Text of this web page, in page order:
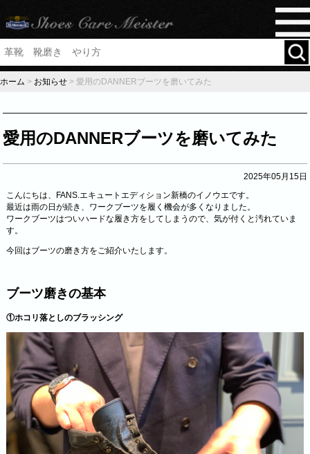
ホーム > お知らせ > 愛用のDANNERブーツを磨いてみた
愛用のDANNERブーツを磨いてみた
2025年05月15日
こんにちは、FANS.エキュートエディション新橋のイノウエです。
最近は雨の日が続き、ワークブーツを履く機会が多くなりました。
ワークブーツはついハードな履き方をしてしまうので、気が付くと汚れていま
す。
今回はブーツの磨き方をご紹介いたします。
ブーツ磨きの基本
①ホコリ落としのブラッシング